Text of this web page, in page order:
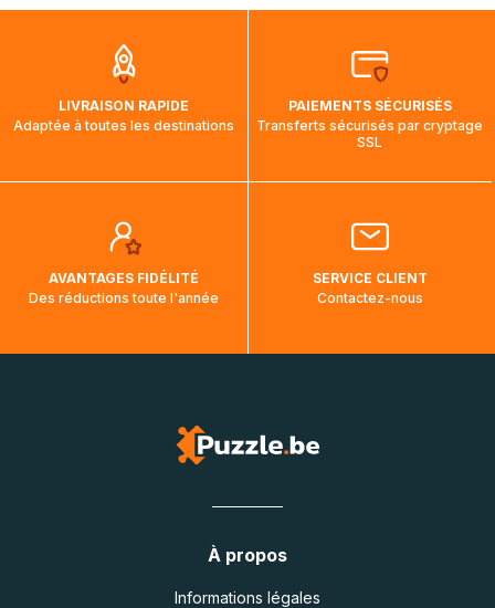
aura touché terre.
LIVRAISON RAPIDE
Adaptée à toutes les destinations
PAIEMENTS SÉCURISÉS
Transferts sécurisés par cryptage
SSL
AVANTAGES FIDÉLITÉ
Des réductions toute l'année
SERVICE CLIENT
Contactez-nous
À propos
Informations légales